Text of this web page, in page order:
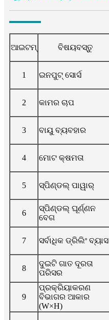
ଆଇଟମ୍‌ ବିଷୟବସ୍ତୁ
1 ଇନପୁଟ୍ ସୋର୍ସ
2 କାମର ଚାପ
3 ବାୟୁ ବ୍ୟବହାର
4 ମୋଟ କ୍ଷମତା
5 ସ୍ପିଣ୍ଡଲ୍ ପାୱାର୍
6
ସ୍ପିଣ୍ଡଲ୍ ଘୂର୍ଣ୍ଣନ
ବେଗ
7 ସର୍ବାଧିକ ଡ୍ରିଲିଂ ବ୍ୟାସ
8
ଦୁଇଟି ଗାତ ଦୂରତା
ପରିସର
9
ପ୍ରକ୍ରିୟାକରଣ
ବିଭାଗର ଆକାର
(W×H)